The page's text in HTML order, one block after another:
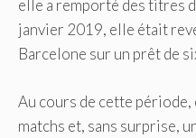
elle a remporté des titres
janvier 2019, elle était
Barcelone sur un prêt de
Au cours de cette période,
matchs et, sans surprise,